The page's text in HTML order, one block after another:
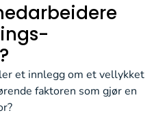
et innlegg om et vellykket
faktoren som gjør en